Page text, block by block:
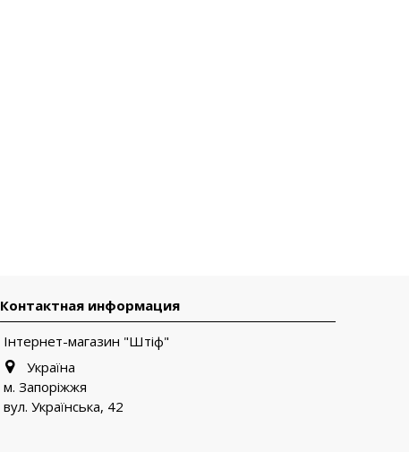
Контактная информация
Інтернет-магазин "Штіф"
Україна
м. Запоріжжя
вул. Українська, 42